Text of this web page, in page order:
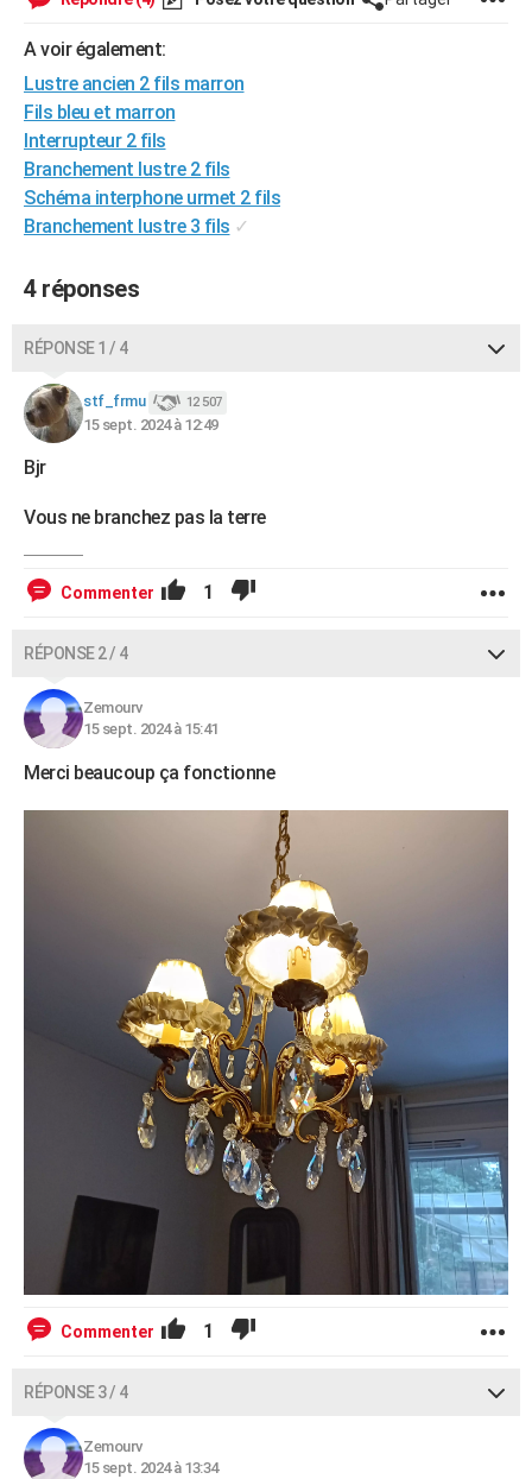
GUIDES D'ACHAT
BONS PLANS
CARTE DE VOEUX
Carte de Noël
Carte Bonne année
Carte Saint-Valentin
Carte Pâques
Carte d'anniversaire
DICTIONNAIRE
S'inscrire
Se connecter
Lycées
Collèges
Primaires
Universités
Entreprises
Service militaire
Avis de recherche
FORUM
Bricolage
Lifestyle
Culture
Sport
Auto
Television
Voyage
Cinema
A voir également:
Lustre ancien 2 fils marron
Fils bleu et marron
Interrupteur 2 fils
Branchement lustre 2 fils
Schéma interphone urmet 2 fils
Branchement lustre 3 fils ✓
4 réponses
RÉPONSE 1 / 4
stf_frmu 12 507
15 sept. 2024 à 12:49
Bjr
Vous ne branchez pas la terre
Commenter 1
RÉPONSE 2 / 4
Zemourv
15 sept. 2024 à 15:41
Merci beaucoup ça fonctionne
Commenter 1
RÉPONSE 3 / 4
Zemourv
15 sept. 2024 à 13:34